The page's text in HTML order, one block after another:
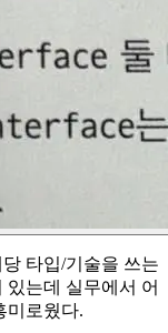
타입/기술을 쓰는
는데 실무에서 어
미로웠다.